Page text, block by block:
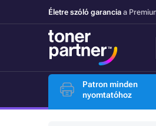
Életre szóló garancia a
Patron minden
nyomtatóhoz